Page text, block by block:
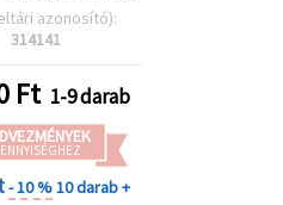
azonosító):
314141
Ft 1-9 darab
- 10 %10 darab +